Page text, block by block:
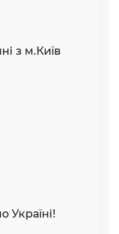
з м.Київ
Україні!